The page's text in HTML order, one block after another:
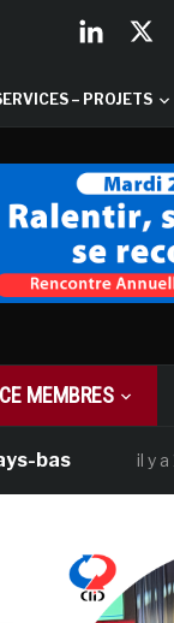
– PROJETS
MEMBRES
il y a 1 mois